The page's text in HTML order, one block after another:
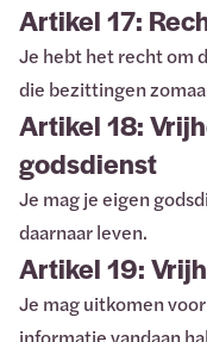
Artikel 17:
Je hebt het recht om
die bezittingen
Artikel 18:
godsdienst
Je mag je eigen
daarnaar leven.
Artikel 19:
Je mag uitkomen